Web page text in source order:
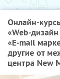
Онлайн-
«Web-
«E-mail
другие от
центра New